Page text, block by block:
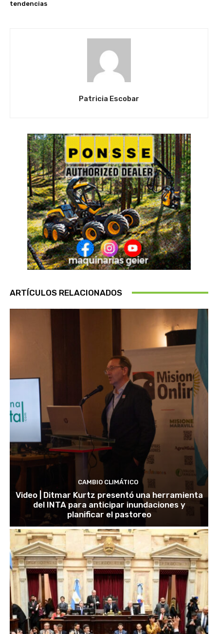
tendencias
Patricia Escobar
ARTÍCULOS RELACIONADOS
CAMBIO CLIMÁTICO
Video | Ditmar Kurtz presentó una herramienta
del INTA para anticipar inundaciones y
planificar el pastoreo